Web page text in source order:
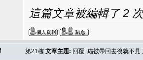
這篇文章被編輯了 2
第21樓 文章主題: 回覆: 貓被帶回去後就不